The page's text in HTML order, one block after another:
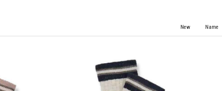
New Name